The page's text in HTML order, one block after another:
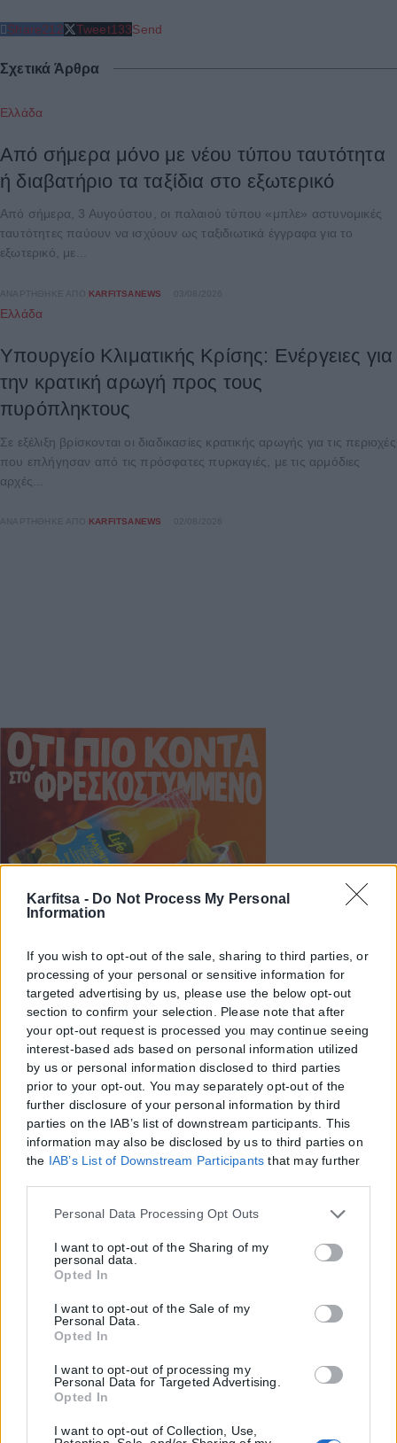
Karfitsa - Do Not Process My Personal
Information
If you wish to opt-out of the sale, sharing to third parties, or
processing of your personal or sensitive information for
targeted advertising by us, please use the below opt-out
section to confirm your selection. Please note that after
your opt-out request is processed you may continue seeing
interest-based ads based on personal information utilized
by us or personal information disclosed to third parties
prior to your opt-out. You may separately opt-out of the
further disclosure of your personal information by third
parties on the IAB’s list of downstream participants. This
information may also be disclosed by us to third parties on
the IAB’s List of Downstream Participants that may further
Please note that this website/app uses one or more Google
but not limited to your visit or usage behaviour. You may
click to grant or deny consent to Google and its third-party
tags to use your data for below specified purposes in below
Google consent section.
Personal Data Processing Opt Outs
I want to opt-out of the Sharing of my
personal data.
Opted In
I want to opt-out of the Sale of my
Personal Data.
Opted In
I want to opt-out of processing my
Personal Data for Targeted Advertising.
Opted In
I want to opt-out of Collection, Use,
Share212 Tweet133Send
Σχετικά Άρθρα
Ελλάδα
Από σήμερα μόνο με νέου τύπου ταυτότητα
ή διαβατήριο τα ταξίδια στο εξωτερικό
Από σήμερα, 3 Αυγούστου, οι παλαιού τύπου «μπλε» αστυνομικές
ταυτότητες παύουν να ισχύουν ως ταξιδιωτικά έγγραφα για το
εξωτερικό, με...
ΑΝΑΡΤΉΘΗΚΕ ΑΠΌ KARFITSANEWS
Ελλάδα
Υπουργείο Κλιματικής Κρίσης: Ενέργειες για
την κρατική αρωγή προς τους
πυρόπληκτους
Σε εξέλιξη βρίσκονται οι διαδικασίες κρατικής αρωγής για τις περιοχές
που επλήγησαν από τις πρόσφατες πυρκαγιές, με τις αρμόδιες
αρχές...
ΑΝΑΡΤΉΘΗΚΕ ΑΠΌ KARFITSANEWS